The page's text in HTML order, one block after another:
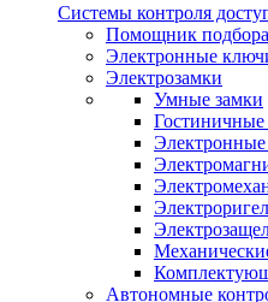
Системы контроля
Помощник
Электронные
Электрозамки
Умные замки
Гостиничные
Автономные